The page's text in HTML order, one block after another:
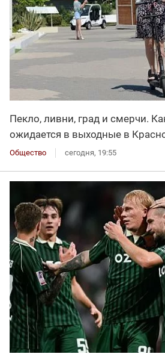
Пекло, ливни, град и смерчи.
ожидается в выходные в
Общество сегодня, 19:55